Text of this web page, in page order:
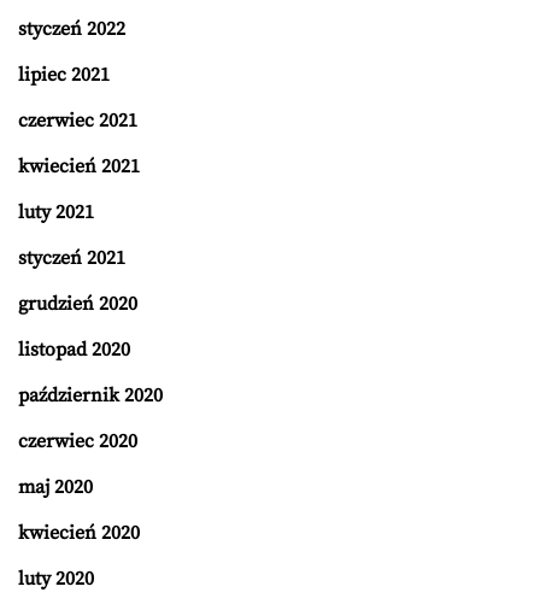
styczeń 2022
lipiec 2021
czerwiec 2021
kwiecień 2021
luty 2021
styczeń 2021
grudzień 2020
listopad 2020
październik 2020
czerwiec 2020
maj 2020
kwiecień 2020
luty 2020